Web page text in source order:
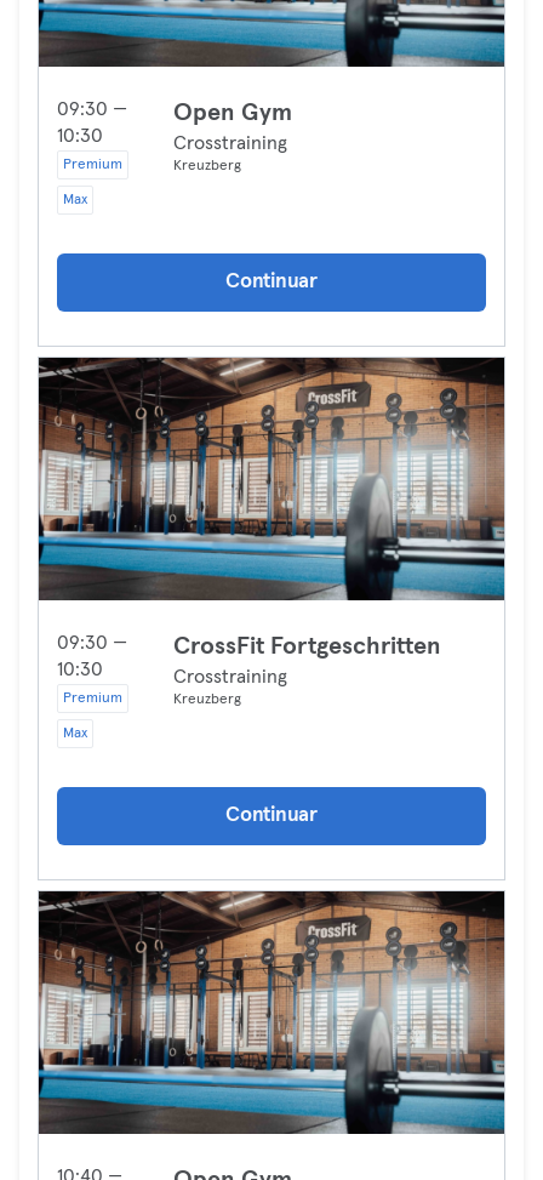
09:30 —
10:30
Premium
Max
Open Gym
Crosstraining
Kreuzberg
Continuar
09:30 —
10:30
Premium
Max
CrossFit Fortgeschritten
Crosstraining
Kreuzberg
Continuar